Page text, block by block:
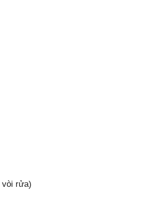
vòi rửa)